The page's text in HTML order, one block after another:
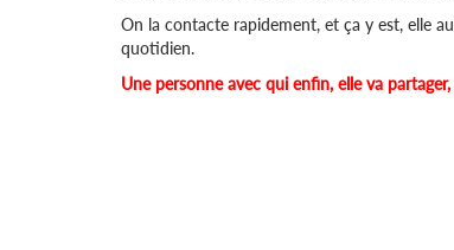
On la contacte rapidement, et ça y est, elle
quotidien.
Une personne avec qui enfin, elle va